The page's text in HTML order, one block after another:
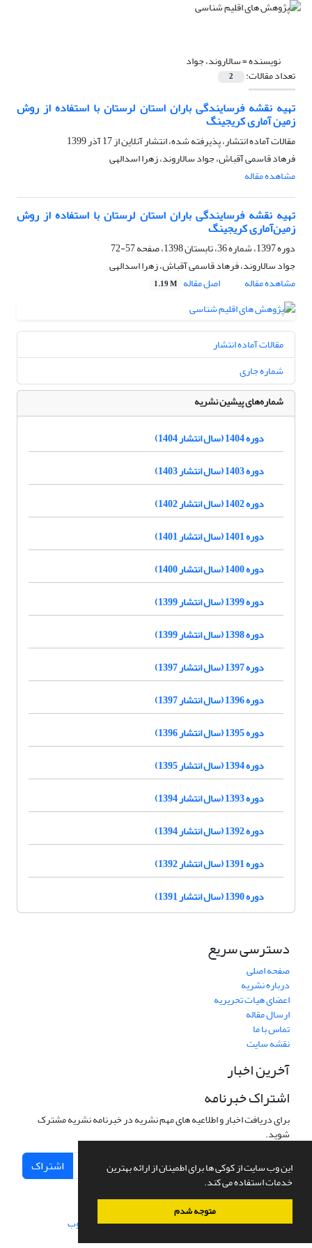
این وب سایت از کوکی ها برای اطمینان از ارائه بهترین
خدمات استفاده می کند.
متوجه شدم
نویسنده =سالاروند، جواد
تعداد مقالات: 2
تهیه نقشه فرسایندگی باران استان لرستان با استفاده از روش
زمین آماری کریجینگ
مقالات آماده انتشار، پذیرفته شده، انتشار آنلاین از17 آذر 1399
فرهاد قاسمی آقباش، جواد سالاروند، زهرا اسدالهی
مشاهده مقاله
تهیه نقشه فرسایندگی باران استان لرستان با استفاده از روش
زمین‌آماری کریجینگ
دوره 1397، شماره 36، تابستان 1398، صفحه
57-72
جواد سالاروند، فرهاد قاسمی آقباش، زهرا اسدالهی
مشاهده مقاله
اصل مقاله 1.19 M
مقالات آماده انتشار
شماره جاری
شماره‌های پیشین نشریه
دوره 1404 (سال انتشار 1404)
دوره 1403 (سال انتشار 1403)
دوره 1402 (سال انتشار 1402)
دوره 1401 (سال انتشار 1401)
دوره 1400 (سال انتشار 1400)
دوره 1399 (سال انتشار 1399)
دوره 1398 (سال انتشار 1399)
دوره 1397 (سال انتشار 1397)
دوره 1396 (سال انتشار 1397)
دوره 1395 (سال انتشار 1396)
دوره 1394 (سال انتشار 1395)
دوره 1393 (سال انتشار 1394)
دوره 1392 (سال انتشار 1394)
دوره 1391 (سال انتشار 1392)
دوره 1390 (سال انتشار 1391)
دسترسی سریع
صفحه اصلی
درباره نشریه
اعضای هیات تحریریه
ارسال مقاله
تماس با ما
نقشه سایت
آخرین اخبار
اشتراک خبرنامه
برای دریافت اخبار و اطلاعیه های مهم نشریه در خبرنامه نشریه مشترک
شوید.
اشتراک
سامانه مدیریت نشریات علمی.طراحی و پیاده سازی از سیناوب